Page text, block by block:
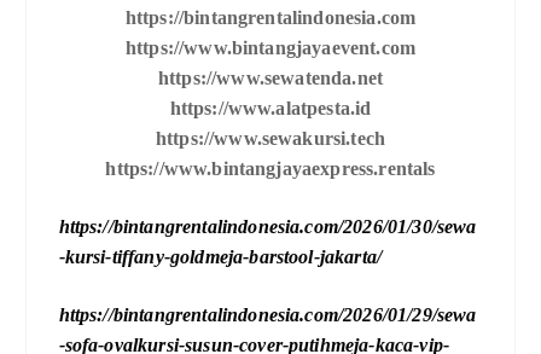
https://bintangrentalindonesia.com
https://www.bintangjayaevent.com
https://www.sewatenda.net
https://www.alatpesta.id
https://www.sewakursi.tech
https://www.bintangjayaexpress.rentals
https://bintangrentalindonesia.com/2026/01/30/sewa
-kursi-tiffany-goldmeja-barstool-jakarta/
https://bintangrentalindonesia.com/2026/01/29/sewa
-sofa-ovalkursi-susun-cover-putihmeja-kaca-vip-